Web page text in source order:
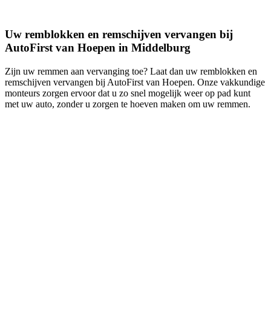
Uw remblokken en remschijven vervangen bij
AutoFirst van Hoepen in Middelburg
Zijn uw remmen aan vervanging toe? Laat dan uw remblokken en
remschijven vervangen bij AutoFirst van Hoepen. Onze vakkundige
monteurs zorgen ervoor dat u zo snel mogelijk weer op pad kunt
met uw auto, zonder u zorgen te hoeven maken om uw remmen.